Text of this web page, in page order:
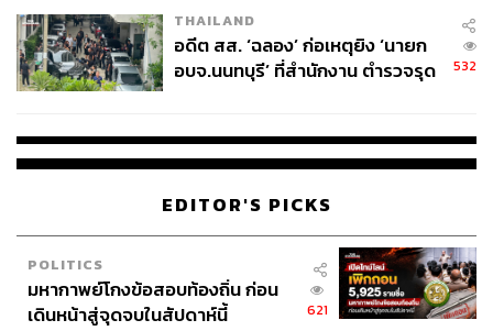
THAILAND
อดีต สส. ‘ฉลอง’ ก่อเหตุยิง ‘นายก
อบจ.นนทบุรี’ ที่สำนักงาน ตำรวจรุด
532
EDITOR'S PICKS
POLITICS
มหากาพย์โกงข้อสอบท้องถิ่น ก่อน
เดินหน้าสู่จุดจบในสัปดาห์นี้
621